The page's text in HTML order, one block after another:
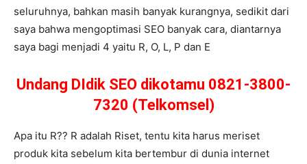
seluruhnya, bahkan masih banyak kurangnya, sedikit dari
saya bahwa mengoptimasi SEO banyak cara, diantarnya
saya bagi menjadi 4 yaitu R, O, L, P dan E
Undang DIdik SEO dikotamu 0821-3800-
7320 (Telkomsel)
Apa itu R?? R adalah Riset, tentu kita harus meriset
produk kita sebelum kita bertembur di dunia internet